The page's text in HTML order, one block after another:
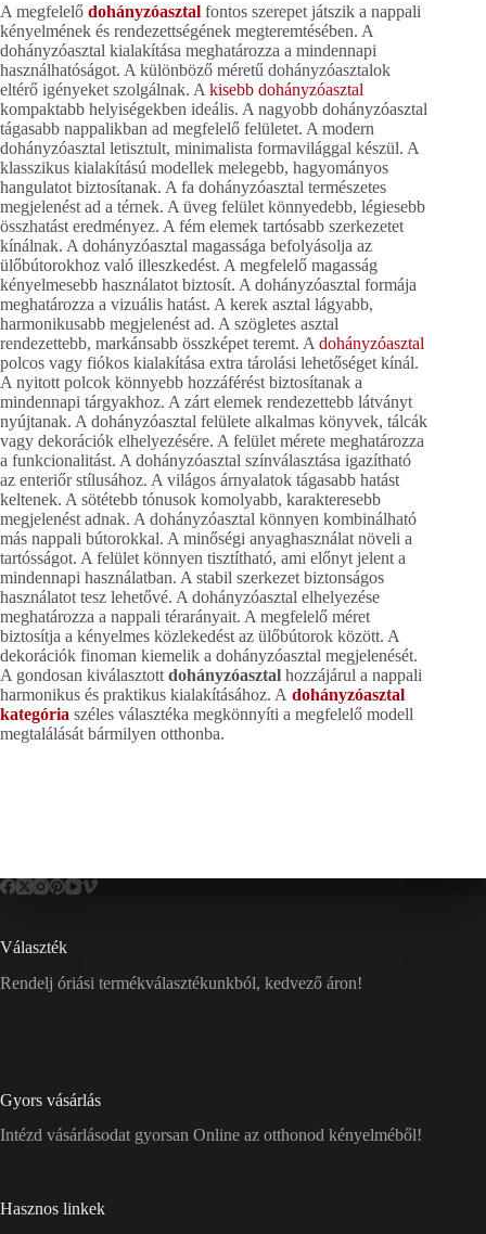
A megfelelő dohányzóasztal fontos szerepet játszik a nappali
kényelmének és rendezettségének megteremtésében. A
dohányzóasztal kialakítása meghatározza a mindennapi
használhatóságot. A különböző méretű dohányzóasztalok
eltérő igényeket szolgálnak. A kisebb dohányzóasztal
kompaktabb helyiségekben ideális. A nagyobb dohányzóasztal
tágasabb nappalikban ad megfelelő felületet. A modern
dohányzóasztal letisztult, minimalista formavilággal készül. A
klasszikus kialakítású modellek melegebb, hagyományos
hangulatot biztosítanak. A fa dohányzóasztal természetes
megjelenést ad a térnek. A üveg felület könnyedebb, légiesebb
összhatást eredményez. A fém elemek tartósabb szerkezetet
kínálnak. A dohányzóasztal magassága befolyásolja az
ülőbútorokhoz való illeszkedést. A megfelelő magasság
kényelmesebb használatot biztosít. A dohányzóasztal formája
meghatározza a vizuális hatást. A kerek asztal lágyabb,
harmonikusabb megjelenést ad. A szögletes asztal
rendezettebb, markánsabb összképet teremt. A dohányzóasztal
polcos vagy fiókos kialakítása extra tárolási lehetőséget kínál.
A nyitott polcok könnyebb hozzáférést biztosítanak a
mindennapi tárgyakhoz. A zárt elemek rendezettebb látványt
nyújtanak. A dohányzóasztal felülete alkalmas könyvek, tálcák
vagy dekorációk elhelyezésére. A felület mérete meghatározza
a funkcionalitást. A dohányzóasztal színválasztása igazítható
az enteriőr stílusához. A világos árnyalatok tágasabb hatást
keltenek. A sötétebb tónusok komolyabb, karakteresebb
megjelenést adnak. A dohányzóasztal könnyen kombinálható
más nappali bútorokkal. A minőségi anyaghasználat növeli a
tartósságot. A felület könnyen tisztítható, ami előnyt jelent a
mindennapi használatban. A stabil szerkezet biztonságos
használatot tesz lehetővé. A dohányzóasztal elhelyezése
meghatározza a nappali térarányait. A megfelelő méret
biztosítja a kényelmes közlekedést az ülőbútorok között. A
dekorációk finoman kiemelik a dohányzóasztal megjelenését.
A gondosan kiválasztott dohányzóasztal hozzájárul a nappali
harmonikus és praktikus kialakításához. A dohányzóasztal
kategória széles választéka megkönnyíti a megfelelő modell
megtalálását bármilyen otthonba.
Választék
Rendelj óriási termékválasztékunkból, kedvező áron!
Gyors vásárlás
Intézd vásárlásodat gyorsan Online az otthonod kényelméből!
Hasznos linkek